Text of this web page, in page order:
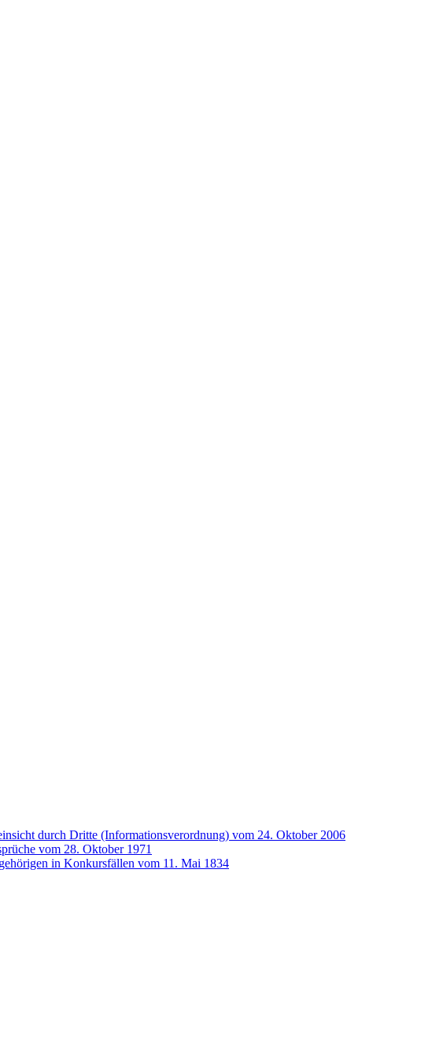
durch Dritte (Informationsverordnung) vom 24. Oktober 2006
vom 28. Oktober 1971
in Konkursfällen vom 11. Mai 1834